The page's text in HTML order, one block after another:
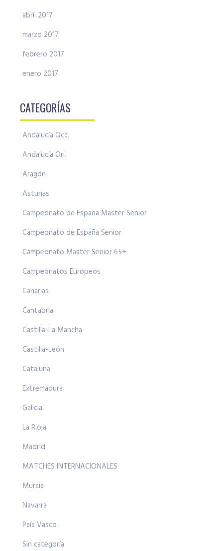
abril 2017
marzo 2017
febrero 2017
enero 2017
CATEGORÍAS
Andalucía Occ.
Andalucía Ori.
Aragón
Asturias
Campeonato de España Master Senior
Campeonato de España Senior
Campeonato Master Senior 65+
Campeonatos Europeos
Canarias
Cantabria
Castilla-La Mancha
Castilla-León
Cataluña
Extremadura
Galicia
La Rioja
Madrid
MATCHES INTERNACIONALES
Murcia
Navarra
País Vasco
Sin categoría